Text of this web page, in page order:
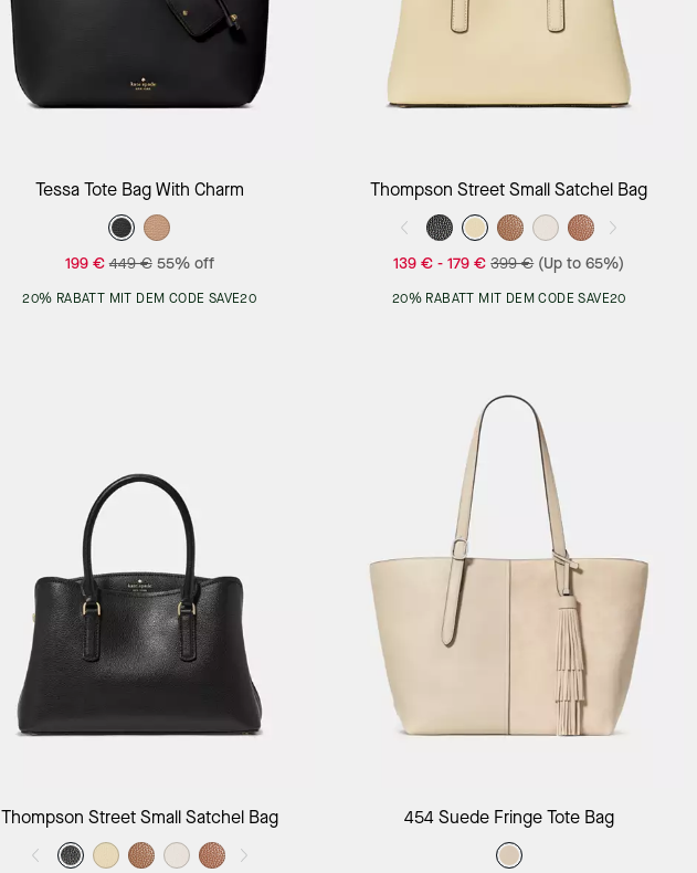
Add to Bag
Tessa Tote Bag With Charm
199 € 449 € 55% off
20% RABATT MIT DEM CODE SAVE20
Add to Bag
Thompson Street Small Satchel Bag
139 € -179 € 399 € (Up to 65%)
20% RABATT MIT DEM CODE SAVE20
Add to Bag
Thompson Street Small Satchel Bag Add to Bag
454 Suede Fringe Tote Bag